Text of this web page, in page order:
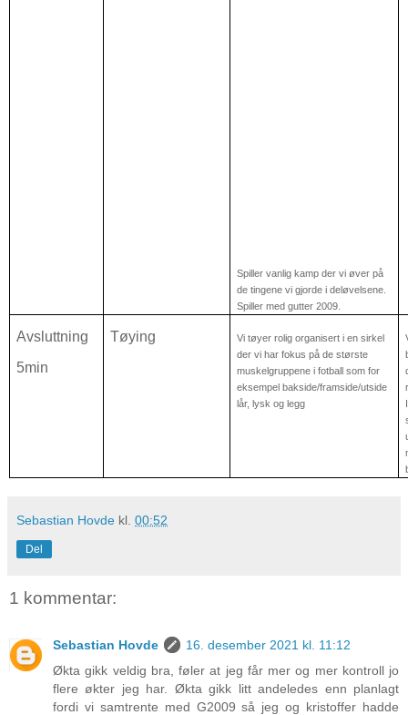
Spiller vanlig kamp der vi øver på
de tingene vi gjorde i deløvelsene.
Spiller med gutter 2009.
Avsluttning
5min
Tøying
Vi tøyer rolig organisert i en sirkel
der vi har fokus på de største
muskelgruppene i fotball som for
eksempel bakside/framside/utside
lår, lysk og legg
Sebastian Hovde kl. 00:52
Del
1 kommentar:
Sebastian Hovde
16. desember 2021 kl. 11:12
Økta gikk veldig bra, føler at jeg får mer og mer kontroll jo
flere økter jeg har. Økta gikk litt andeledes enn planlagt
fordi vi samtrente med G2009 så jeg og kristoffer hadde